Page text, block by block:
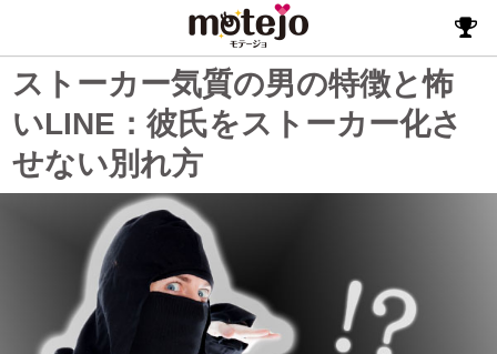
ストーカー気質の男の特徴と怖
いLINE：彼氏をストーカー化さ
せない別れ方